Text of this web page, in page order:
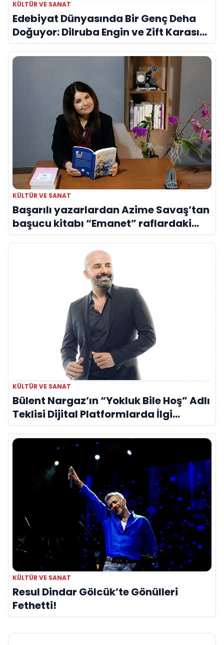
KÜLTÜR VE SANAT
Edebiyat Dünyasında Bir Genç Deha
Doğuyor: Dilruba Engin ve Zift Karası
Evreni ‘AVENOİR’
KÜLTÜR VE SANAT
Başarılı yazarlardan Azime Savaş’tan
başucu kitabı “Emanet” raflardaki
yerini aldı
KÜLTÜR VE SANAT
Bülent Nargaz’ın “Yokluk Bile Hoş” Adlı
Teklisi Dijital Platformlarda İlgi
Görmeye Devam Ediyor
KÜLTÜR VE SANAT
Resul Dindar Gölcük’te Gönülleri
Fethetti!